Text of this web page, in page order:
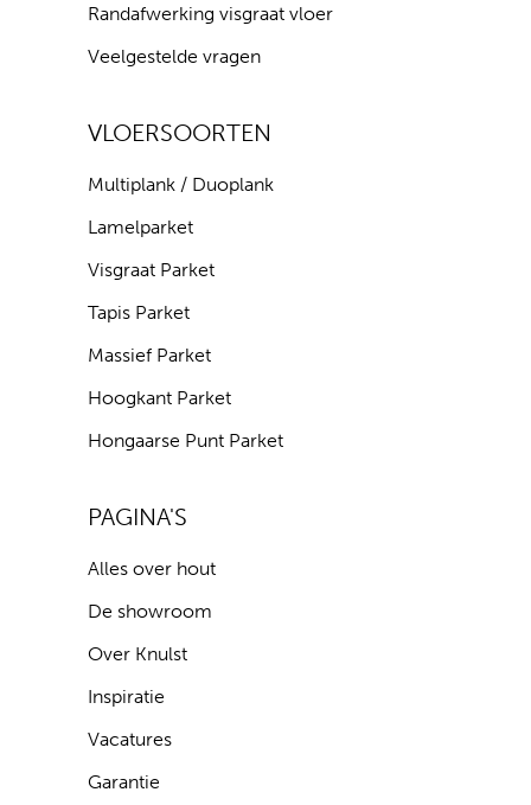
Randafwerking visgraat vloer
Veelgestelde vragen
VLOERSOORTEN
Multiplank / Duoplank
Lamelparket
Visgraat Parket
Tapis Parket
Massief Parket
Hoogkant Parket
Hongaarse Punt Parket
PAGINA'S
Alles over hout
De showroom
Over Knulst
Inspiratie
Vacatures
Garantie